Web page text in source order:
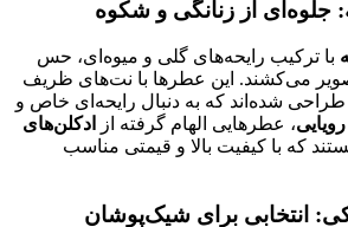
جلوه‌ای از زنانگی و شکوه
با ترکیب رایحه‌های گلی و میوه‌ای، حس
می‌کشند. این عطرها با نت‌های ظریف
طراحی شده‌اند که به دنبال رایحه‌ای خاص و
، عطرهایی الهام گرفته از
ادکلن‌های
که با کیفیت بالا و قیمتی مناسب
انتخابی برای شیک‌پوشان